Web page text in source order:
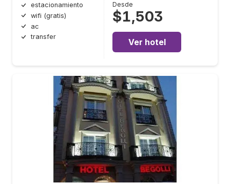
estacionamiento
wifi (gratis)
ac
transfer
Desde
$1,503
Ver hotel